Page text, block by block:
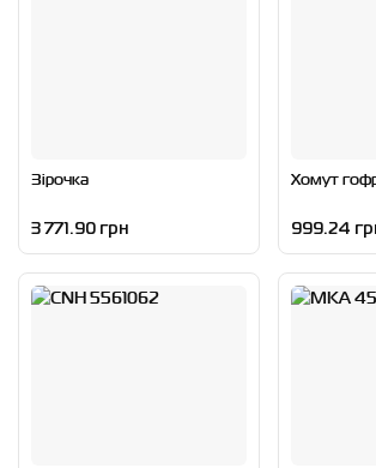
Зірочка
3 771.90 грн
Хомут
999.24